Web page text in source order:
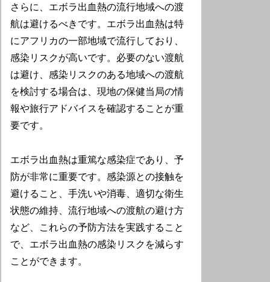
さらに、エボラ出血熱の流行地域への渡
航は避けるべきです。エボラ出血熱は特
にアフリカの一部地域で流行しており、
感染リスクが高いです。必要のない渡航
は避け、感染リスクのある地域への渡航
を検討する場合は、現地の保健当局の情
報や旅行アドバイスを確認することが重
要です。
エボラ出血熱は重篤な感染症であり、予
防が非常に重要です。感染源との接触を
避けること、手洗いや消毒、適切な衛生
状態の維持、流行地域への渡航の避け方
など、これらの予防方法を実践すること
で、エボラ出血熱の感染リスクを減らす
ことができます。